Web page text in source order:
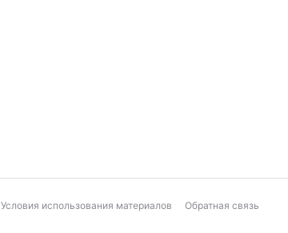
Условия использования материалов Обратная связь